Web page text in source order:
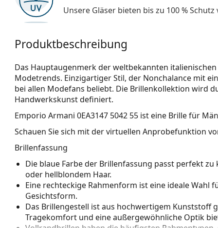
Unsere Gläser bieten bis zu 100 %
Produktbeschreibung
Das Hauptaugenmerk der weltbekannten
Modetrends. Einzigartiger Stil, der Nonchalance mit
bei allen Modefans beliebt. Die Brillenkollektion wird
Handwerkskunst definiert.
Emporio Armani 0EA3147 5042 55 ist eine Brille für
Schauen Sie sich mit der virtuellen Anprobefunktion
Brillenfassung
Die blaue Farbe der Brillenfassung passt perfekt
oder hellblondem Haar.
Eine rechteckige Rahmenform ist eine ideale Wahl
Gesichtsform.
Das Brillengestell ist aus hochwertigem Kunststoff
Tragekomfort und eine außergewöhnliche Optik